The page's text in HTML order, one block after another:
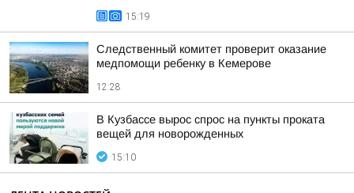
15:19
Следственный комитет проверит оказание
медпомощи ребенку в Кемерове
12:28
В Кузбассе вырос спрос на пункты проката
вещей для новорожденных
15:10